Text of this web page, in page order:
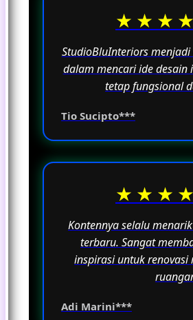
StudioBluInteriors
dalam mencari ide desain
tetap fungsional
Tio Sucipto***
Kontennya selalu
terbaru. Sangat
inspirasi untuk
Adi Marini***